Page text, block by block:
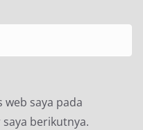
web saya pada
berikutnya.